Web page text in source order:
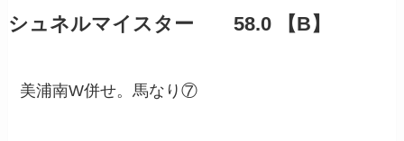
シュネルマイスター 58.0 【B】
美浦南W併せ。馬なり⑦